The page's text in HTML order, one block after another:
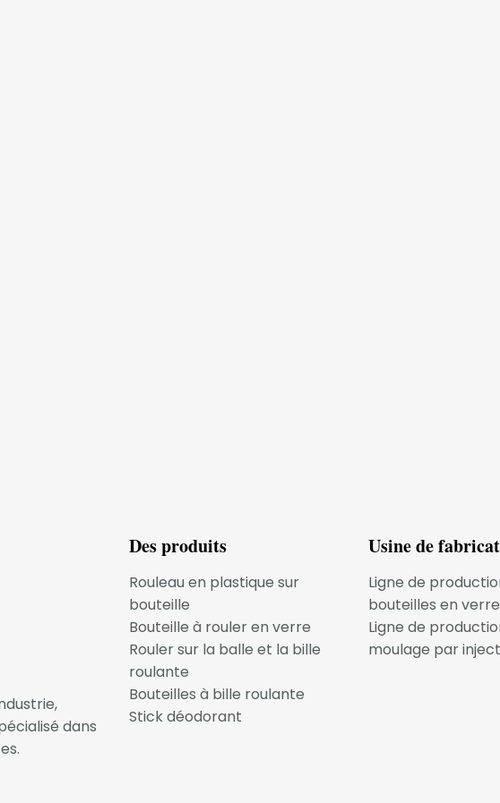
La Livraison Ponctuelle Des Commandes D’emballage
[Contournage/Blush Stick
Emballage]
dans
Des produits
Rouleau en plastique sur
bouteille
Bouteille à rouler en verre
Rouler sur la balle et la bille
roulante
Bouteilles à bille roulante
Stick déodorant
Usine de
Ligne de
bouteilles en verre
Ligne de
moulage par